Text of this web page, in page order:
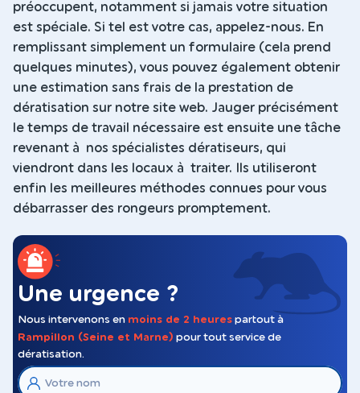
préoccupent, notamment si jamais votre situation
est spéciale. Si tel est votre cas, appelez-nous. En
remplissant simplement un formulaire (cela prend
quelques minutes), vous pouvez également obtenir
une estimation sans frais de la prestation de
dératisation sur notre site web. Jauger précisément
le temps de travail nécessaire est ensuite une tâche
revenant à nos spécialistes dératiseurs, qui
viendront dans les locaux à traiter. Ils utiliseront
enfin les meilleures méthodes connues pour vous
débarrasser des rongeurs promptement.
Une urgence ?
Nous intervenons en moins de 2 heures partout à
Rampillon (Seine et Marne) pour tout service de
dératisation.